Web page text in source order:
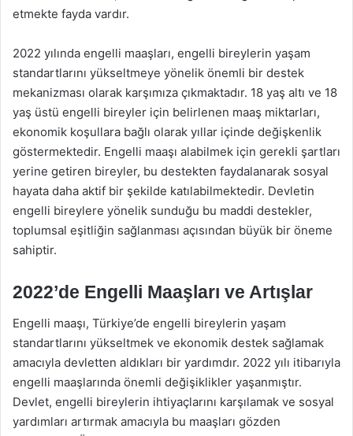
etmekte fayda vardır.
2022 yılında engelli maaşları, engelli bireylerin yaşam
standartlarını yükseltmeye yönelik önemli bir destek
mekanizması olarak karşımıza çıkmaktadır. 18 yaş altı ve 18
yaş üstü engelli bireyler için belirlenen maaş miktarları,
ekonomik koşullara bağlı olarak yıllar içinde değişkenlik
göstermektedir. Engelli maaşı alabilmek için gerekli şartları
yerine getiren bireyler, bu destekten faydalanarak sosyal
hayata daha aktif bir şekilde katılabilmektedir. Devletin
engelli bireylere yönelik sunduğu bu maddi destekler,
toplumsal eşitliğin sağlanması açısından büyük bir öneme
sahiptir.
2022’de Engelli Maaşları ve Artışlar
Engelli maaşı, Türkiye’de engelli bireylerin yaşam
standartlarını yükseltmek ve ekonomik destek sağlamak
amacıyla devletten aldıkları bir yardımdır. 2022 yılı itibarıyla
engelli maaşlarında önemli değişiklikler yaşanmıştır.
Devlet, engelli bireylerin ihtiyaçlarını karşılamak ve sosyal
yardımları artırmak amacıyla bu maaşları gözden